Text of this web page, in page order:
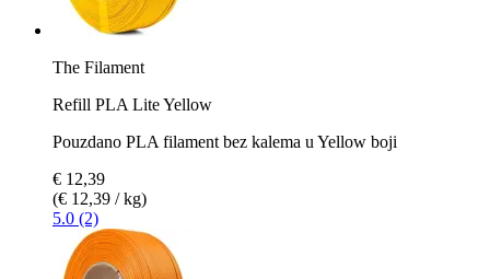
The Filament
Refill PLA Lite Yellow
Pouzdano PLA filament bez kalema u Yellow boji
€ 12,39
(€ 12,39 / kg)
5.0 (2)